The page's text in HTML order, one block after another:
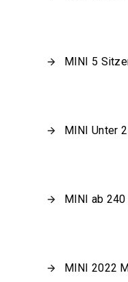
MINI 5
MINI Unter
MINI ab 240
MINI 2022